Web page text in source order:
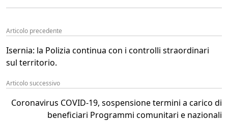
Articolo precedente
Isernia: la Polizia continua con i controlli straordinari
sul territorio.
Articolo successivo
Coronavirus COVID-19, sospensione termini a carico di
beneficiari Programmi comunitari e nazionali